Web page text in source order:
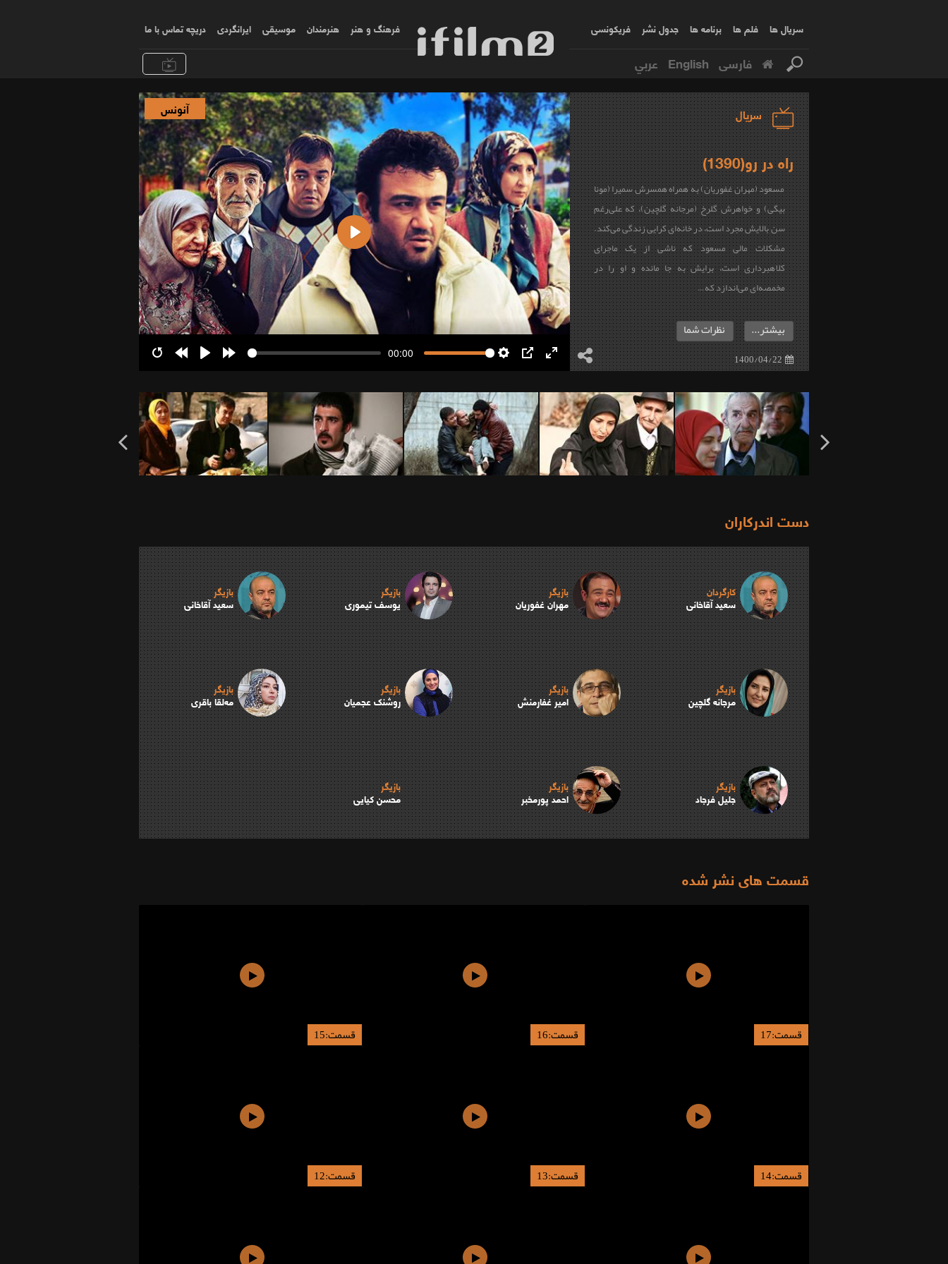
سریال ها فلم ها برنامه ها جدول نشر فریکونسی فرهنگ و هنر هنرمندان موسیقی ایرانگردی دریچه تماس با ما
فارسی English عربي
سریال
راه در رو(1390)
مسعود (مهران غفوریان) به همراه همسرش سمیرا (مونا
بیگی) و خواهرش گلرخ (مرجانه گلچین)، که علی‌رغم
سن بالایش مجرد است، در خانه‌ای کرایی زندگی می‌کند.
مشکلات مالی مسعود که ناشی از یک ماجرای
کلاهبرداری است، برایش به جا مانده و او را در
مخمصه‌ای می‌اندازد که…
1400/04/22
بیشتر... نظرات شما
00:00
Enter
fullscreen
Play
آنونس
دست اندرکاران
کارگردان
سعید آقاخانی
بازیگر
مهران غفوریان
بازیگر
یوسف تیموری
بازیگر
سعید آقاخانی
بازیگر
مرجانه گلچین
بازیگر
امیر غفارمنش
بازیگر
روشنک عجمیان
بازیگر
مه‌لقا باقری
بازیگر
جلیل فرجاد
بازیگر
احمد پورمخبر
بازیگر
محسن کیایی
قسمت های نشر شده
قسمت:17 قسمت:16 قسمت:15
قسمت:14 قسمت:13 قسمت:12